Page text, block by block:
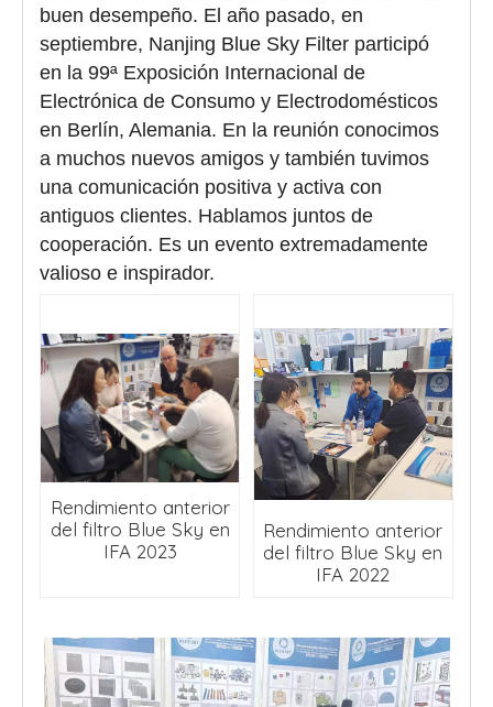
buen desempeño. El año pasado, en
septiembre, Nanjing Blue Sky Filter participó
en la 99ª Exposición Internacional de
Electrónica de Consumo y Electrodomésticos
en Berlín, Alemania. En la reunión conocimos
a muchos nuevos amigos y también tuvimos
una comunicación positiva y activa con
antiguos clientes. Hablamos juntos de
cooperación. Es un evento extremadamente
valioso e inspirador.
Rendimiento anterior
del filtro Blue Sky en
IFA 2023
Rendimiento anterior
del filtro Blue Sky en
IFA 2022